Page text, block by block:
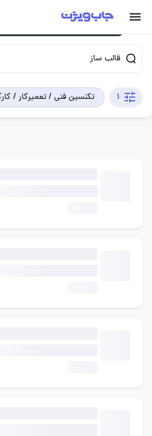
قالب ساز
1 تکنسین فنی / تعمیرکار /
خود را خاموش کنید.